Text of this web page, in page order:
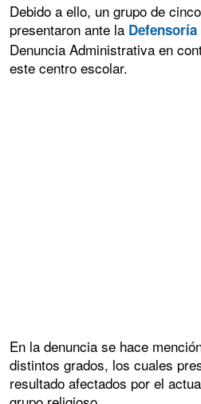
Debido a ello, un grupo de
presentaron ante la
Denuncia Administrativa en
este centro escolar.
En la denuncia se hace
distintos grados, los cuales
resultado afectados por el